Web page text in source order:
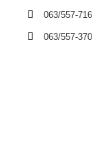
063/557-716
063/557-370